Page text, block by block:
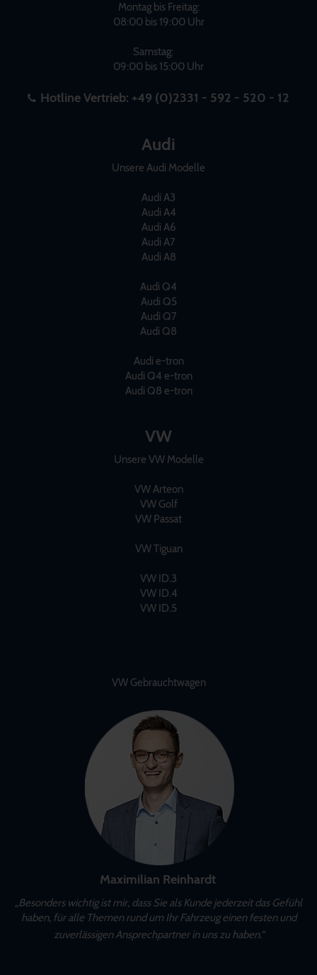
Montag bis Freitag:
08:00 bis 19:00 Uhr
Samstag:
09:00 bis 15:00 Uhr
Hotline Vertrieb: +49 (0)2331 - 592 - 520 - 12
Audi
Unsere Audi Modelle
Audi A3
Audi A4
Audi A6
Audi A7
Audi A8
Audi Q4
Audi Q5
Audi Q7
Audi Q8
Audi e-tron
Audi Q4 e-tron
Audi Q8 e-tron
VW
Unsere VW Modelle
VW Arteon
VW Golf
VW Passat
VW Tiguan
VW ID.3
VW ID.4
VW ID.5
VW Gebrauchtwagen
Maximilian Reinhardt
„Besonders wichtig ist mir, dass Sie als Kunde jederzeit das Gefühl
haben, für alle Themen rund um Ihr Fahrzeug einen festen und
zuverlässigen Ansprechpartner in uns zu haben.“